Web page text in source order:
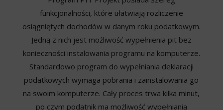
funkcjonalności, które ułatwiają rozliczenie
osiągniętych dochodów w danym roku podatkowym.
Jedną z nich jest możliwość wypełnienia pit bez
konieczności instalowania programu na komputerze.
Standardowo program do wypełniania deklaracji
podatkowych wymaga pobrania i zainstalowania go
na swoim komputerze. Cały proces trwa kilka minut,
po czym podatnik ma możliwość wypełniania